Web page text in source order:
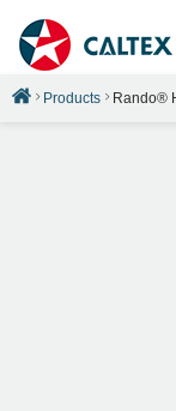
Products Rando®